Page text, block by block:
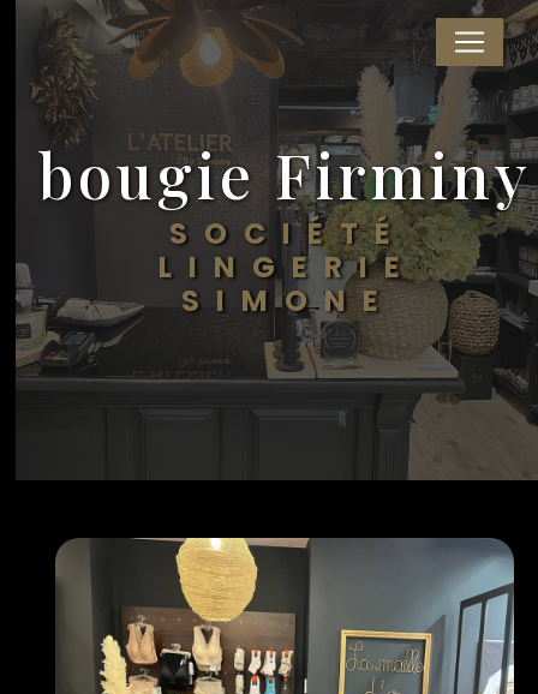
bougie Firminy
SOCIÉTÉ
LINGERIE
SIMONE
Panneau de gestion des cookies